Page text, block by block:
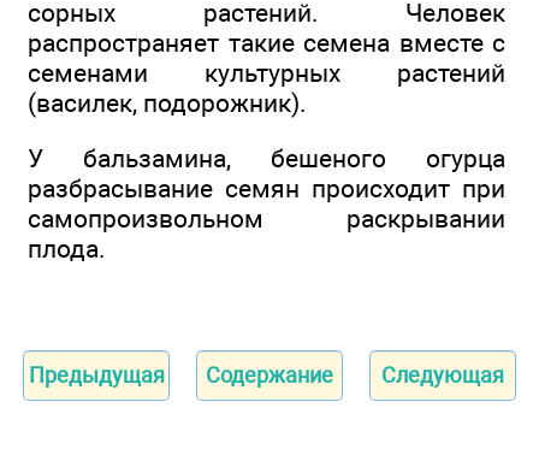
сорных растений. Человек
распространяет такие семена вместе с
семенами культурных растений
(василек, подорожник).
У бальзамина, бешеного огурца
разбрасывание семян происходит при
самопроизвольном раскрывании
плода.
Предыдущая Содержание Следующая